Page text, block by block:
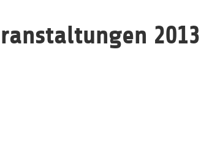
2013